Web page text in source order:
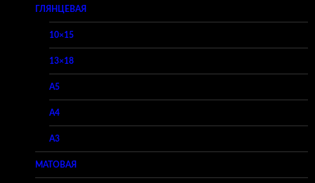
ГЛЯНЦЕВАЯ
10×15
13×18
A5
A4
A3
МАТОВАЯ